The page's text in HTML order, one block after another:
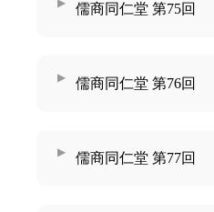
儒商同仁堂 第75回
儒商同仁堂 第76回
儒商同仁堂 第77回